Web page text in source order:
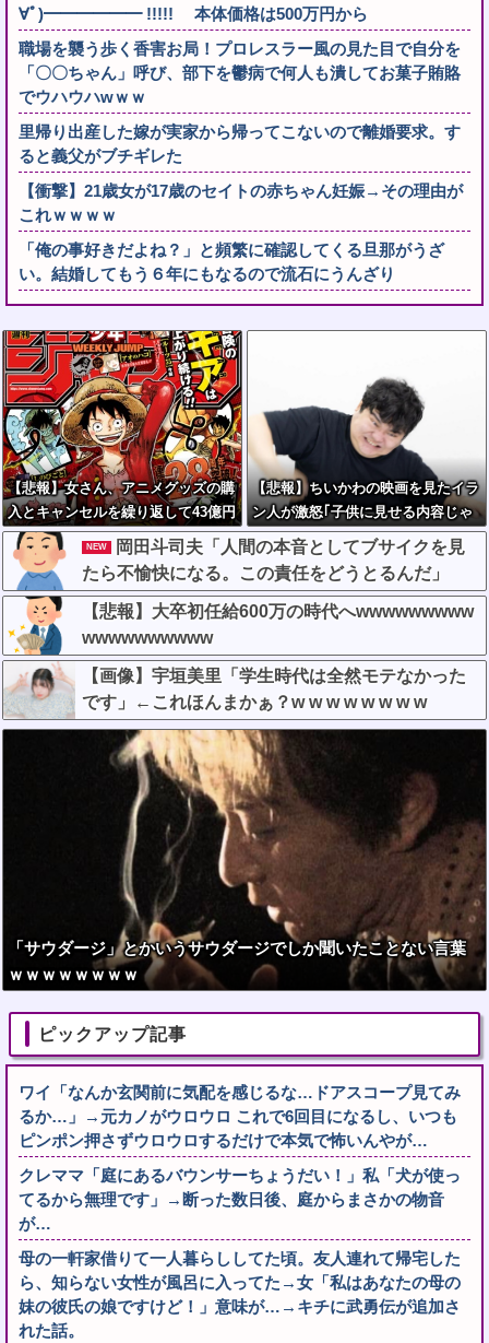
∀ﾟ)━━━━━━ !!!!! 本体価格は500万円から
職場を襲う歩く香害お局！プロレスラー風の見た目で自分を
「〇〇ちゃん」呼び、部下を鬱病で何人も潰してお菓子賄賂
でウハウハwｗｗ
里帰り出産した嫁が実家から帰ってこないので離婚要求。す
ると義父がブチギレた
【衝撃】21歳女が17歳のセイトの赤ちゃん妊娠→その理由が
これｗｗｗｗ
「俺の事好きだよね？」と頻繁に確認してくる旦那がうざ
い。結婚してもう６年にもなるので流石にうんざり
【悲報】女さん、アニメグッズの購
入とキャンセルを繰り返して43億円
の被害を与える
【悲報】ちいかわの映画を見たイラ
ン人が激怒｢子供に見せる内容じゃ
ない｡悪影響は計り知れない｣←これ
w w w w w w w w w
NEW
岡田斗司夫「人間の本音としてブサイクを見
たら不愉快になる。この責任をどうとるんだ」
【悲報】大卒初任給600万の時代へwwwwwwwww
wwwwwwwwww
【画像】宇垣美里「学生時代は全然モテなかった
です」←これほんまかぁ？w w w w w w w w
「サウダージ」とかいうサウダージでしか聞いたことない言葉
ｗｗｗｗｗｗｗｗ
ピックアップ記事
ワイ「なんか玄関前に気配を感じるな…ドアスコープ見てみ
るか…」→元カノがウロウロ これで6回目になるし、いつも
ピンポン押さずウロウロするだけで本気で怖いんやが…
クレママ「庭にあるバウンサーちょうだい！」私「犬が使っ
てるから無理です」→断った数日後、庭からまさかの物音
が…
母の一軒家借りて一人暮らししてた頃。友人連れて帰宅した
ら、知らない女性が風呂に入ってた→女「私はあなたの母の
妹の彼氏の娘ですけど！」意味が…→キチに武勇伝が追加さ
れた話。